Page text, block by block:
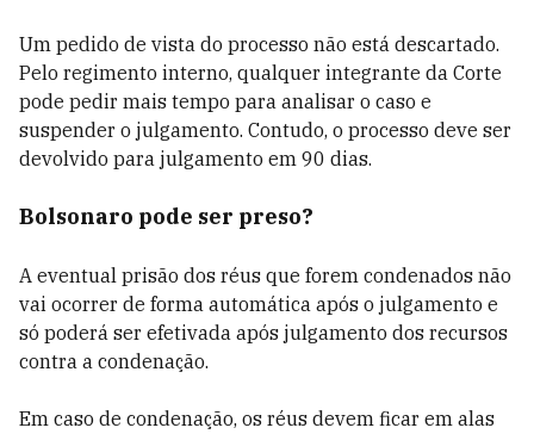
Um pedido de vista do processo não está descartado.
Pelo regimento interno, qualquer integrante da Corte
pode pedir mais tempo para analisar o caso e
suspender o julgamento. Contudo, o processo deve ser
devolvido para julgamento em 90 dias.
Bolsonaro pode ser preso?
A eventual prisão dos réus que forem condenados não
vai ocorrer de forma automática após o julgamento e
só poderá ser efetivada após julgamento dos recursos
contra a condenação.
Em caso de condenação, os réus devem ficar em alas